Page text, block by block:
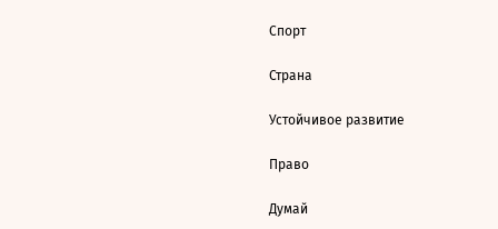
Спорт
Страна
Устойчивое развитие
Право
Думай